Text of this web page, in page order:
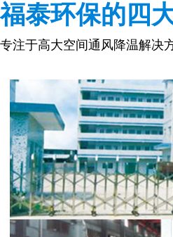
福泰环保的四
专注于高大空间通风降温解决